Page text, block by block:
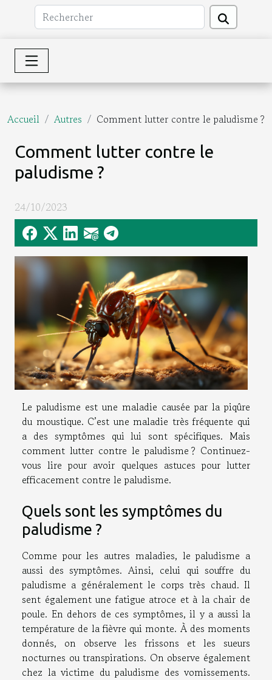
Accueil Autres Comment lutter contre le paludisme ?
Comment lutter contre le
paludisme ?
24/10/2023
Le paludisme est une maladie causée par la piqûre
du moustique. C’est une maladie très fréquente qui
a des symptômes qui lui sont spécifiques. Mais
comment lutter contre le paludisme ? Continuez-
vous lire pour avoir quelques astuces pour lutter
efficacement contre le paludisme.
Quels sont les symptômes du
paludisme ?
Comme pour les autres maladies, le paludisme a
aussi des symptômes. Ainsi, celui qui souffre du
paludisme a généralement le corps très chaud. Il
sent également une fatigue atroce et à la chair de
poule. En dehors de ces symptômes, il y a aussi la
température de la fièvre qui monte. À des moments
donnés, on observe les frissons et les sueurs
nocturnes ou transpirations. On observe également
chez la victime du paludisme des vomissements.